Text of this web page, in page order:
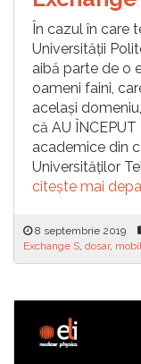
În cazul în care
Universității
aibă parte de o
oameni faini,
același
că AU
academice din
Universităților
citește mai
8 septembrie 2019
Exchange S, dosar,